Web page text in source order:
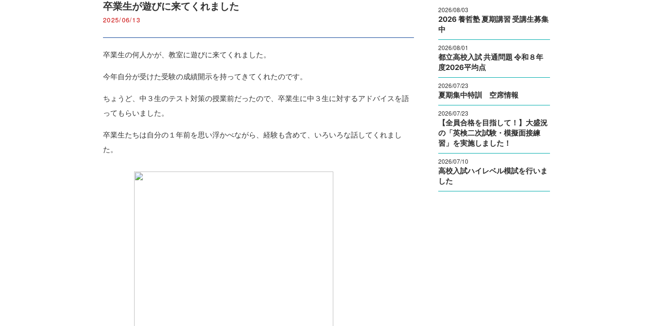
卒業生が遊びに来てくれました
2025/06/13
卒業生の何人かが、教室に遊びに来てくれました。
今年自分が受けた受験の成績開示を持ってきてくれたのです。
ちょうど、中３生のテスト対策の授業前だったので、卒業生に中３生に対するアドバイスを語
ってもらいました。
卒業生たちは自分の１年前を思い浮かべながら、経験も含めて、いろいろな話してくれまし
た。
2026/08/03
2026 養哲塾 夏期講習 受講生募集
中
2026/08/01
都立高校入試 共通問題 令和８年
度2026平均点
2026/07/23
夏期集中特訓 空席情報
2026/07/23
【全員合格を目指して！】大盛況
の「英検二次試験・模擬面接練
習」を実施しました！
2026/07/10
高校入試ハイレベル模試を行いま
した